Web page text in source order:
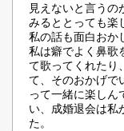
見えないと言うの
みるととっても楽
私の話も面白おか
私は癖でよく鼻歌
て歌ってくれたり
て、そのおかげで
って一緒に楽しん
い、成婚退会は私
た。